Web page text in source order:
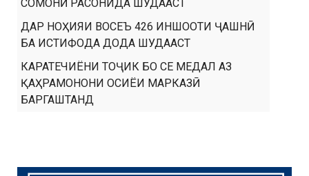
СОМОНӢ РАСОНИДА ШУДААСТ
ДАР НОҲИЯИ ВОСЕЪ 426 ИНШООТИ ҶАШНӢ
БА ИСТИФОДА ДОДА ШУДААСТ
КАРАТЕЧИЁНИ ТОҶИК БО СЕ МЕДАЛ АЗ
ҚАҲРАМОНОНИ ОСИЁИ МАРКАЗӢ
БАРГАШТАНД